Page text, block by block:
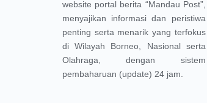
website portal berita “Mandau Post”,
menyajikan informasi dan peristiwa
penting serta menarik yang terfokus
di Wilayah Borneo, Nasional serta
Olahraga, dengan sistem
pembaharuan (update) 24 jam.